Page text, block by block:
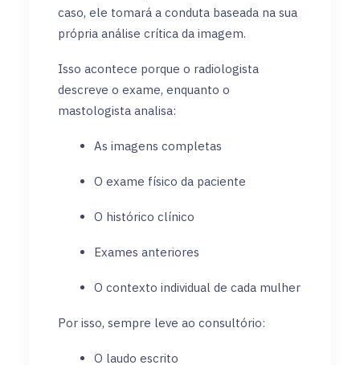
caso, ele tomará a conduta baseada na sua
própria análise crítica da imagem.
Isso acontece porque o radiologista
descreve o exame, enquanto o
mastologista analisa:
As imagens completas
O exame físico da paciente
O histórico clínico
Exames anteriores
O contexto individual de cada mulher
Por isso, sempre leve ao consultório:
O laudo escrito